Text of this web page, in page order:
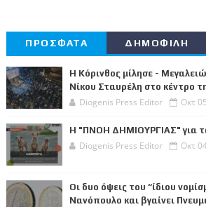
ΠΡΟΣΦΑΤΑ ΔΗΜΟΦΙΛΗ
Η Κόρινθος μίλησε -
Νίκου Σταυρέλη στο κέντρο
Diogenis Press Editor Οκτ
Η "ΠΝΟΗ ΔΗΜΙΟΥΡΓΙΑΣ" για
Diogenis Press Editor Οκτ
Οι δυο όψεις του “ίδιου
Νανόπουλο και βγαίνει